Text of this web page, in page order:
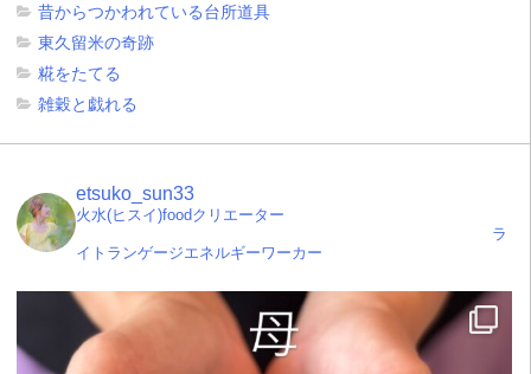
昔からつかわれている台所道具
東久留米の奇跡
糀をたてる
雑穀と戯れる
etsuko_sun33
火水(ヒスイ)foodクリエーター
ラ
イトランゲージエネルギーワーカー